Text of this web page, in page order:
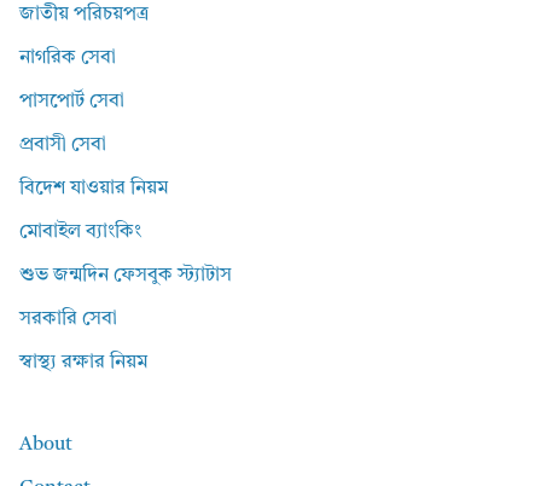
জাতীয় পরিচয়পত্র
নাগরিক সেবা
পাসপোর্ট সেবা
প্রবাসী সেবা
বিদেশ যাওয়ার নিয়ম
মোবাইল ব্যাংকিং
শুভ জন্মদিন ফেসবুক স্ট্যাটাস
সরকারি সেবা
স্বাস্থ্য রক্ষার নিয়ম
About